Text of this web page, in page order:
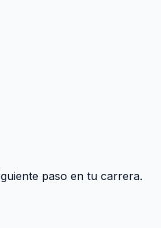
paso en tu carrera.